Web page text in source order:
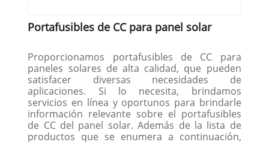
Portafusibles de CC para panel solar
Proporcionamos portafusibles de CC para
paneles solares de alta calidad, que pueden
satisfacer diversas necesidades de
aplicaciones. Si lo necesita, brindamos
servicios en línea y oportunos para brindarle
información relevante sobre el portafusibles
de CC del panel solar. Además de la lista de
productos que se enumera a continuación,